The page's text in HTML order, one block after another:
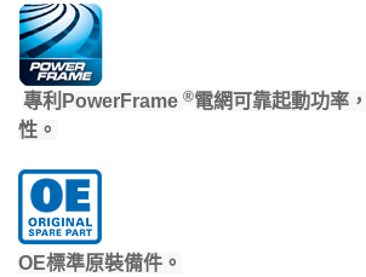
專利PowerFrame ®電網可靠起動功率
性。
OE標準原裝備件。